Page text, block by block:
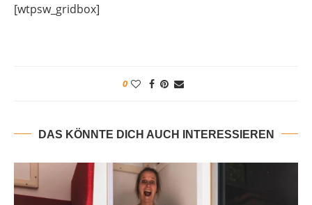
[wtpsw_gridbox]
0
DAS KÖNNTE DICH AUCH INTERESSIEREN